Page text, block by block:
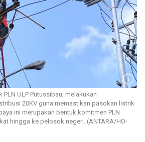
PLN ULP Putussibau, melakukan
20KV guna memastikan pasokan listrik
ini merupakan bentuk komitmen PLN
hingga ke pelosok negeri. (ANTARA/HO-